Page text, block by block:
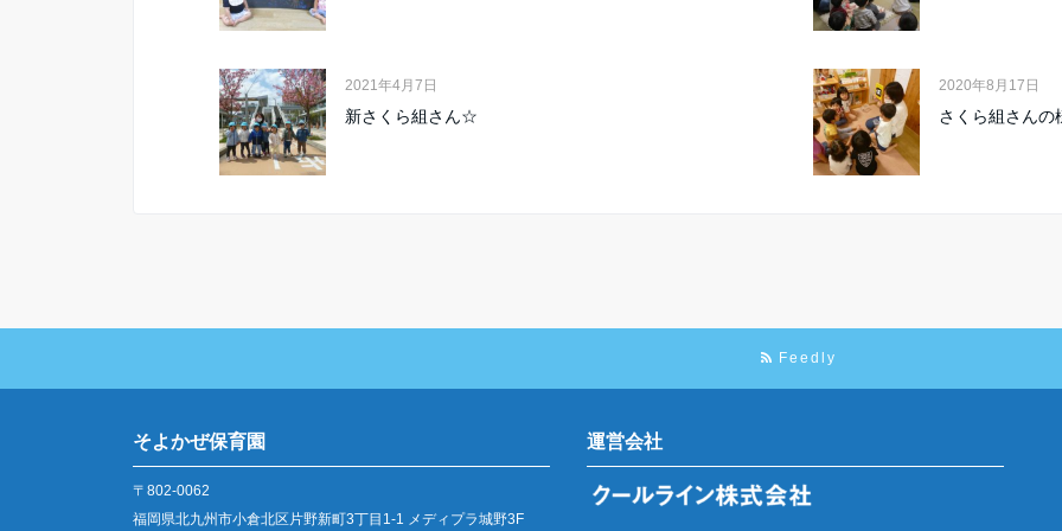
2021年4月7日
新さくら組さん☆
2020年8月17日
さくら組さん
Feedly
そよかぜ保育園
〒802-0062
福岡県北九州市小倉北区片野新町3丁目1-1 メディプラ城野3F
運営会社